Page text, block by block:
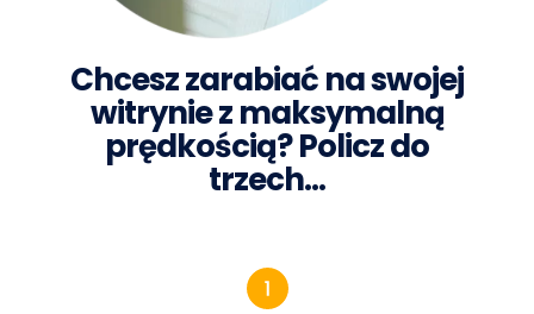
Chcesz zarabiać na swojej
witrynie z maksymalną
prędkością? Policz do
trzech…